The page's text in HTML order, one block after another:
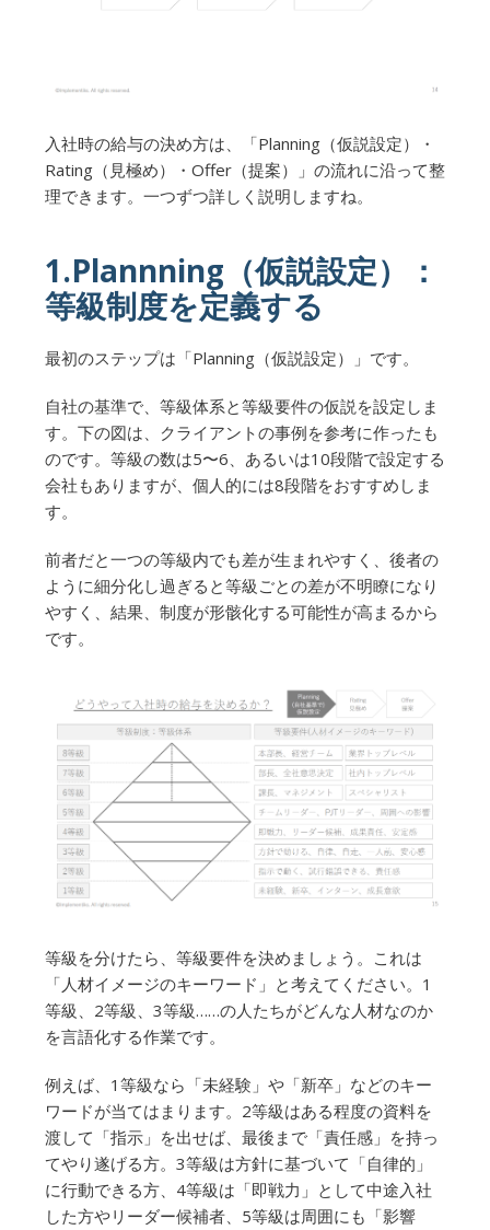
入社時の給与の決め方は、「Planning（仮説設定）・
Rating（見極め）・Offer（提案）」の流れに沿って整
理できます。一つずつ詳しく説明しますね。
1.Plannning（仮説設定）：
等級制度を定義する
最初のステップは「Planning（仮説設定）」です。
自社の基準で、等級体系と等級要件の仮説を設定しま
す。下の図は、クライアントの事例を参考に作ったも
のです。等級の数は5〜6、あるいは10段階で設定する
会社もありますが、個人的には8段階をおすすめしま
す。
前者だと一つの等級内でも差が生まれやすく、後者の
ように細分化し過ぎると等級ごとの差が不明瞭になり
やすく、結果、制度が形骸化する可能性が高まるから
です。
等級を分けたら、等級要件を決めましょう。これは
「人材イメージのキーワード」と考えてください。1
等級、2等級、3等級……の人たちがどんな人材なのか
を言語化する作業です。
例えば、1等級なら「未経験」や「新卒」などのキー
ワードが当てはまります。2等級はある程度の資料を
渡して「指示」を出せば、最後まで「責任感」を持っ
てやり遂げる方。3等級は方針に基づいて「自律的」
に行動できる方、4等級は「即戦力」として中途入社
した方やリーダー候補者、5等級は周囲にも「影響